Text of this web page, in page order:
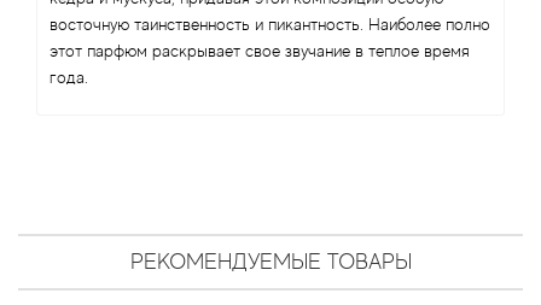
восточную таинственность и пикантность. Наиболее полно
этот парфюм раскрывает свое звучание в теплое время
года.
РЕКОМЕНДУЕМЫЕ ТОВАРЫ
Armand Basi
Asabi